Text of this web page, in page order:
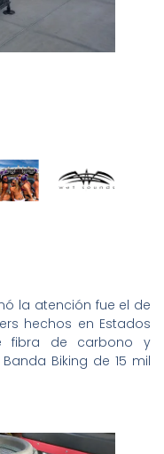
la atención fue el de
hechos en Estados
fibra de carbono y
Biking de 15 mil